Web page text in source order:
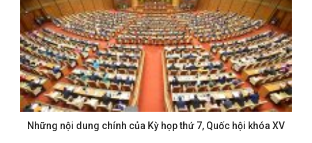
Những nội dung chính của Kỳ họp thứ 7, Quốc hội khóa XV